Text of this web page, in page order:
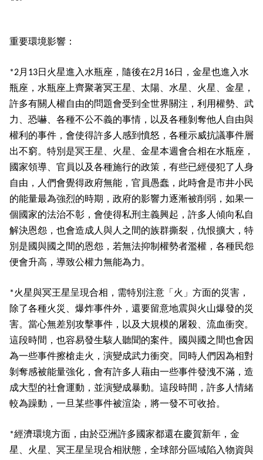
重要環境影響：
*2月 13日火星進入水瓶座，隨後在2月 16日，金星也進入水
瓶座，水瓶座上齊聚著冥王星、太陽、水星、火星、金星，
許多有關人權自由的問題會受到全世界關注，利用權勢、武
力、恐嚇、各種不公不義的事情，以及各種剝奪他人自由與
權利的事件，會使得許多人感到憤怒，各種示威抗議事件層
出不窮。特別是冥王星、火星、金星本週會合相在水瓶座，
國家領導、官員以及各種施行的政策，有些已經侵犯了人身
自由，人們會覺得政府無能，官員愚蠢，此時會是市井小民
的能量最為強烈的時期，政府的影響力逐漸被削弱，如果一
個國家的法治不彰，會使得私刑主義興起，許多人傾向私自
解決恩怨，也會造成人與人之間的族群撕裂，仇恨擴大，特
別是國與國之間的恩怨，若無法抑制權勢者濫權，各種民怨
便會升高，導致公權力無能為力。
*火星與冥王星呈現合相，需特別注意「火」方面的災害，
除了各種火災、爆炸事件外，還要留意地震與火山爆發的災
害。當心無差別攻擊事件，以及大規模的屠殺、流血衝突。
這段時間，也容易發生駭人聽聞的案件。國與國之間也會因
為一些事件擦槍走火，演變成武力衝突。同時人們因為相對
剝奪感被能量強化，會有許多人藉由一些事件發洩不滿，造
成大型的社會運動，並演變成暴動。這段時間，許多人情緒
較為躁動，一旦某些事件被渲染，將一發不可收拾。
*經濟環境方面，由於亞洲許多國家都還在慶賀新年，金
星、火星、冥王星呈現合相狀態，全球部分區域陷入物資與